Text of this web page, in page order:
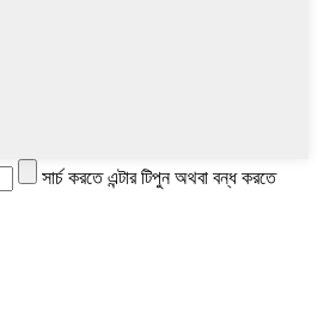
সার্চ করতে এন্টার টিপুন অথবা বন্ধ করতে